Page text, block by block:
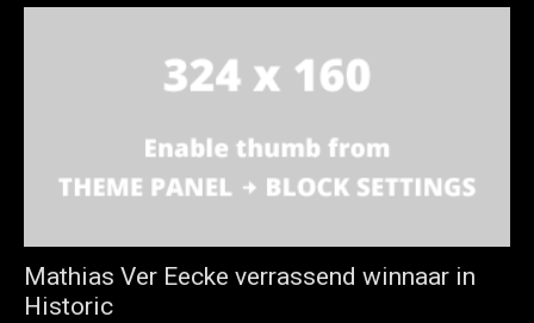
Mathias Ver Eecke verrassend winnaar in
Historic